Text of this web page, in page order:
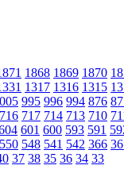
1868 1869 1870
1317 1316 1315
995 996 994 876
716 717 714 713 710
601 600 593 591
550 548 541 542 366
37 38 35 36 34 33